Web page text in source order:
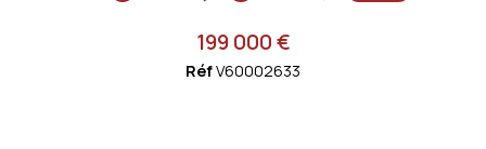
199 000 €
RéfV60002633